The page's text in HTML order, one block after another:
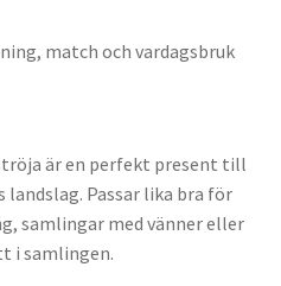
match och vardagsbruk
är en perfekt present till
Passar lika bra för
samlingar med vänner eller
i samlingen.